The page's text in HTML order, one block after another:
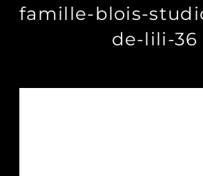
famille-blois-
de-lili-36